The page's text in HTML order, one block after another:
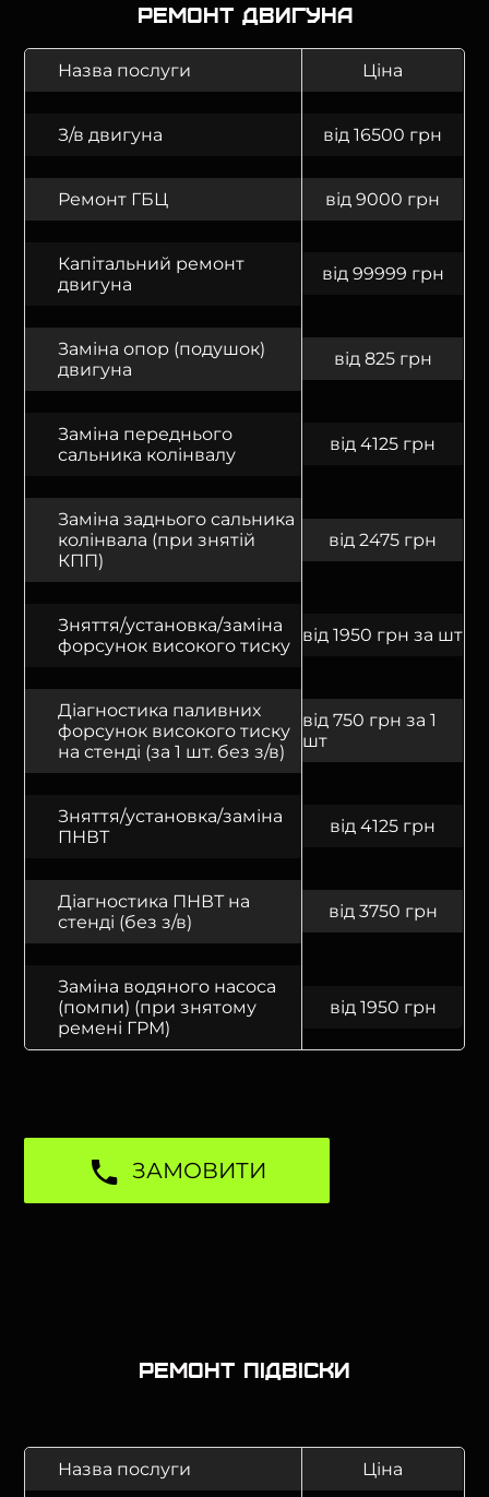
Ремонт двигуна
Назва послуги Ціна
З/в двигуна від 16500 грн
Ремонт ГБЦ від 9000 грн
Капітальний ремонт
двигуна
від 99999 грн
Заміна опор (подушок)
двигуна
від 825 грн
Заміна переднього
сальника колінвалу
від 4125 грн
Заміна заднього сальника
колінвала (при знятій
КПП)
від 2475 грн
Зняття/установка/заміна
форсунок високого тиску
від 1950 грн за шт
Діагностика паливних
форсунок високого тиску
на стенді (за 1 шт. без з/в)
від 750 грн за 1
шт
Зняття/установка/заміна
ПНВТ
від 4125 грн
Діагностика ПНВТ на
стенді (без з/в)
від 3750 грн
Заміна водяного насоса
(помпи) (при знятому
ремені ГРМ)
від 1950 грн
ЗАМОВИТИ
Ремонт підвіски
Назва послуги Ціна